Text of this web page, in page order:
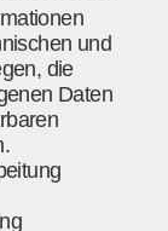
und
die
Daten